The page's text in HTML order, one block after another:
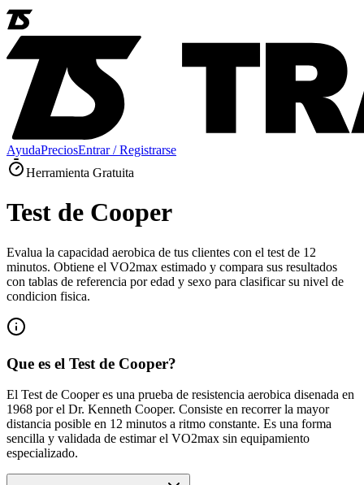
AyudaPreciosEntrar / Registrarse
Herramienta Gratuita
Test de Cooper
Evalua la capacidad aerobica de tus clientes con el test de 12
minutos. Obtiene el VO2max estimado y compara sus resultados
con tablas de referencia por edad y sexo para clasificar su nivel de
condicion fisica.
Que es el Test de Cooper?
El Test de Cooper es una prueba de resistencia aerobica disenada en
1968 por el Dr. Kenneth Cooper. Consiste en recorrer la mayor
distancia posible en 12 minutos a ritmo constante. Es una forma
sencilla y validada de estimar el VO2max sin equipamiento
especializado.